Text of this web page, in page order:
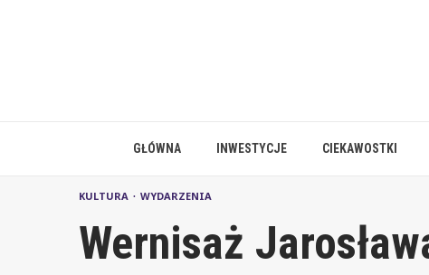
GŁÓWNA INWESTYCJE CIEKAWOSTKI
KULTURA WYDARZENIA
Wernisaż